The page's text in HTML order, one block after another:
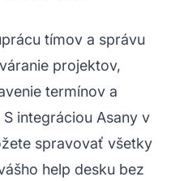
tímov a správu
projektov,
termínov a
integráciou Asany v
spravovať všetky
help desku bez